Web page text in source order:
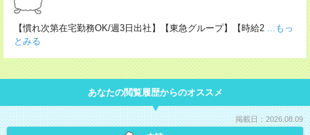
【慣れ次第在宅勤務OK/週3日出社】【東急グループ】【時給2 ...もっ
とみる
あなたの閲覧履歴からのオススメ
掲載日：2026.08.09